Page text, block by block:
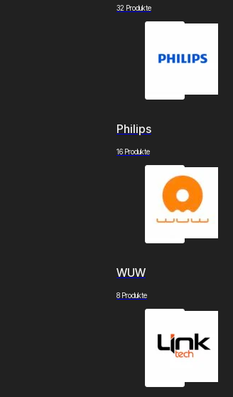
32 Produkte
Philips
16 Produkte
WUW
8 Produkte